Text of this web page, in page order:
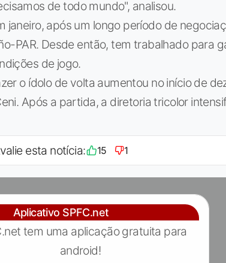
de todo mundo", analisou.
janeiro, após um longo período de
PAR. Desde então, tem trabalhado para
de jogo.
o ídolo de volta aumentou no início de
Após a partida, a diretoria tricolor
esta notícia: 15 1
Aplicativo SPFC.net
tem uma aplicação gratuita para
android!